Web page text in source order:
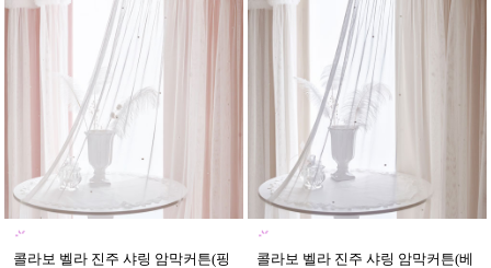
콜라보 벨라 진주 샤링 암막커튼(핑
콜라보 벨라 진주 샤링 암막커튼(베